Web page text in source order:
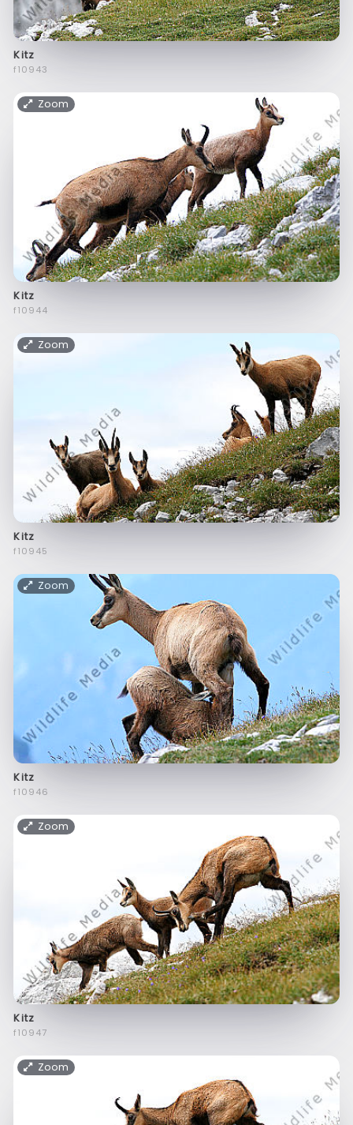
Kitz
f10943
Zoom
Kitz
f10944
Zoom
Kitz
f10945
Zoom
Kitz
f10946
Zoom
Kitz
f10947
Zoom